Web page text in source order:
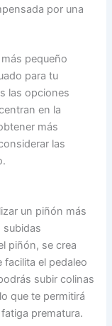
por una
pequeño
para tu
las opciones
en la
más
las
un piñón más
subidas
piñón, se crea
facilita el pedaleo
subir colinas
que te permitirá
prematura.